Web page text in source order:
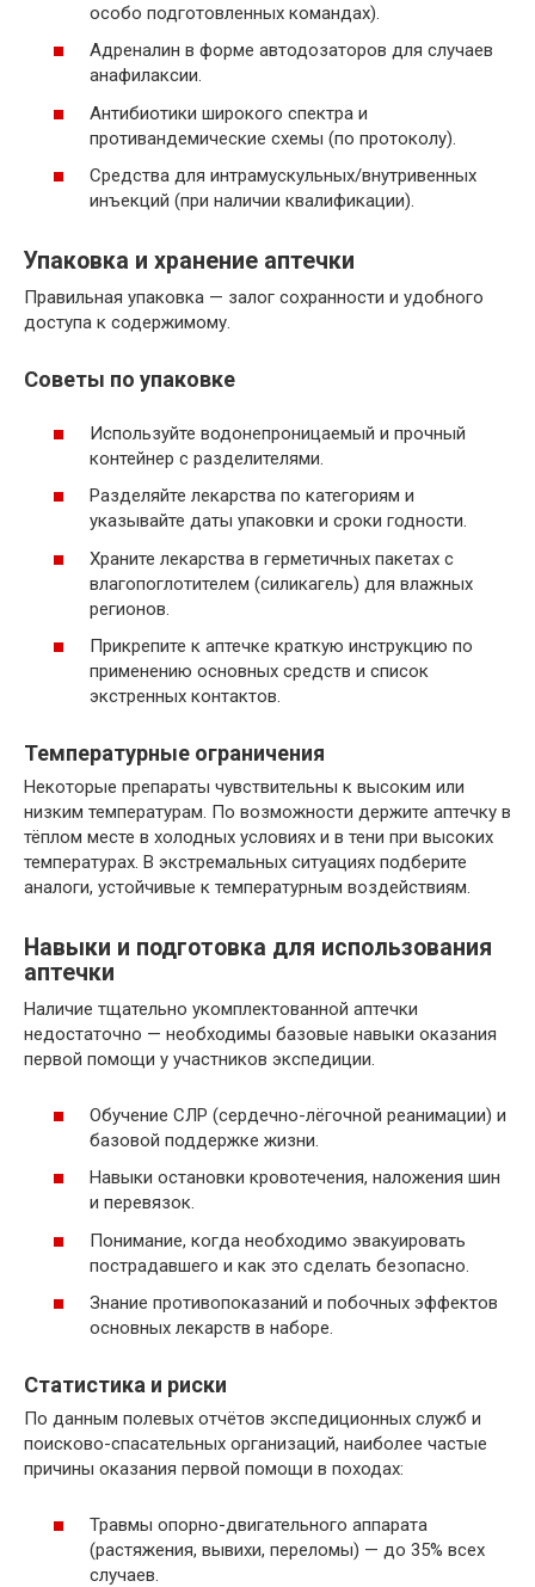
особо подготовленных командах).
Адреналин в форме автодозаторов для случаев
анафилаксии.
Антибиотики широкого спектра и
противандемические схемы (по протоколу).
Средства для интрамускульных/внутривенных
инъекций (при наличии квалификации).
Упаковка и хранение аптечки
Правильная упаковка — залог сохранности и удобного
доступа к содержимому.
Советы по упаковке
Используйте водонепроницаемый и прочный
контейнер с разделителями.
Разделяйте лекарства по категориям и
указывайте даты упаковки и сроки годности.
Храните лекарства в герметичных пакетах с
влагопоглотителем (силикагель) для влажных
регионов.
Прикрепите к аптечке краткую инструкцию по
применению основных средств и список
экстренных контактов.
Температурные ограничения
Некоторые препараты чувствительны к высоким или
низким температурам. По возможности держите аптечку в
тёплом месте в холодных условиях и в тени при высоких
температурах. В экстремальных ситуациях подберите
аналоги, устойчивые к температурным воздействиям.
Навыки и подготовка для использования
аптечки
Наличие тщательно укомплектованной аптечки
недостаточно — необходимы базовые навыки оказания
первой помощи у участников экспедиции.
Обучение СЛР (сердечно-лёгочной реанимации) и
базовой поддержке жизни.
Навыки остановки кровотечения, наложения шин
и перевязок.
Понимание, когда необходимо эвакуировать
пострадавшего и как это сделать безопасно.
Знание противопоказаний и побочных эффектов
основных лекарств в наборе.
Статистика и риски
По данным полевых отчётов экспедиционных служб и
поисково-спасательных организаций, наиболее частые
причины оказания первой помощи в походах:
Травмы опорно-двигательного аппарата
(растяжения, вывихи, переломы) — до 35% всех
случаев.